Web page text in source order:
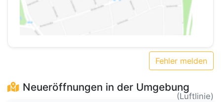
Fehler melden
Neueröffnungen in der Umgebung
(Luftlinie)